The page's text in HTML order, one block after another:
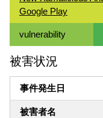
Google Play
vulnerability
被害状況
事件発生日
被害者名